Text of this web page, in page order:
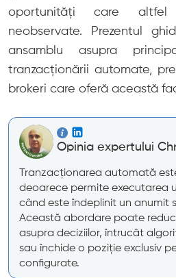
oportunități care
neobservate. Prezentul
ansamblu asupra
tranzacționării automate,
brokeri care oferă această
Opinia expertului
Tranzacționarea automată
deoarece permite executarea
când este îndeplinit un anumit
Această abordare poate
asupra deciziilor, întrucât
sau închide o poziție exclusiv
configurate.